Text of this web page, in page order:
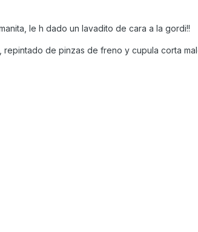
le h dado un lavadito de cara a la gordi!!
de pinzas de freno y cupula corta